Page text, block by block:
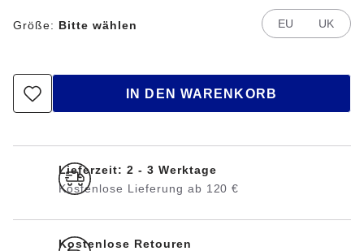
Größe: Bitte wählen EU UK
IN DEN WARENKORB
Lieferzeit: 2 - 3 Werktage
Kostenlose Lieferung ab 120 €
Kostenlose Retouren